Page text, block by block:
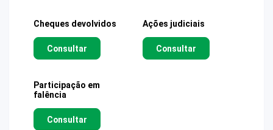
Cheques devolvidos
Consultar
Ações judiciais
Consultar
Participação em
falência
Consultar